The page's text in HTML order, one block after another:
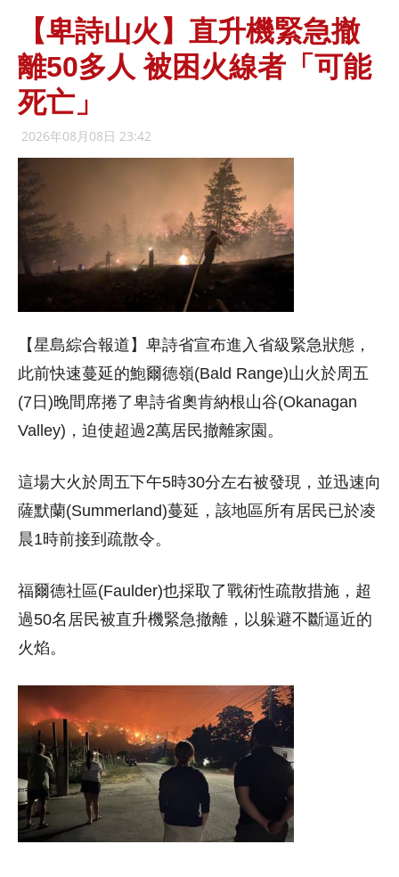
【卑詩山火】直升機緊急撤
離50多人 被困火線者「可能
死亡」
2026年08月08日 23:42
【星島綜合報道】卑詩省宣布進入省級緊急狀態，
此前快速蔓延的鮑爾德嶺(Bald Range)山火於周五
(7日)晚間席捲了卑詩省奧肯納根山谷(Okanagan
Valley)，迫使超過2萬居民撤離家園。
這場大火於周五下午5時30分左右被發現，並迅速向
薩默蘭(Summerland)蔓延，該地區所有居民已於凌
晨1時前接到疏散令。
福爾德社區(Faulder)也採取了戰術性疏散措施，超
過50名居民被直升機緊急撤離，以躲避不斷逼近的
火焰。